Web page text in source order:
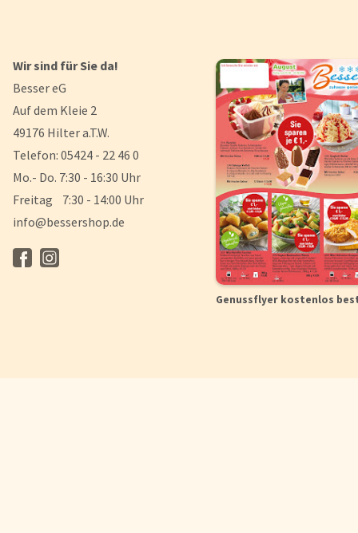
Wir sind für Sie da!
Besser eG
Auf dem Kleie 2
49176 Hilter a.T.W.
Telefon: 05424 - 22 46 0
Mo.- Do. 7:30 - 16:30 Uhr
Freitag 7:30 - 14:00 Uhr
info@bessershop.de
Genussflyer kostenlos